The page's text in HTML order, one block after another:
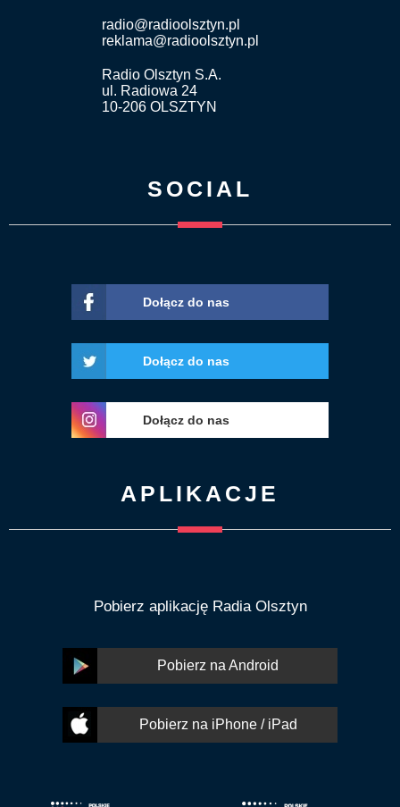
radio@radioolsztyn.pl
reklama@radioolsztyn.pl
Radio Olsztyn S.A.
ul. Radiowa 24
10-206 OLSZTYN
SOCIAL
Dołącz do nas
Dołącz do nas
Dołącz do nas
APLIKACJE
Pobierz aplikację Radia Olsztyn
Pobierz na Android
Pobierz na iPhone / iPad